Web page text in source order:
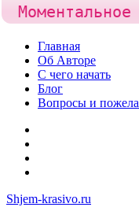
Skip
content
Главная
Об Авторе
С чего начать
Блог
Вопросы и
Shjem-krasivo.ru